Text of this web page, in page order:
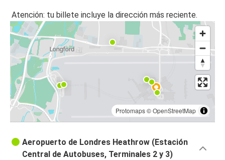
Atención: tu billete incluye la dirección más reciente.
Protomaps©OpenStreetMap
Aeropuerto de Londres Heathrow (Estación
Central de Autobuses, Terminales 2 y 3)